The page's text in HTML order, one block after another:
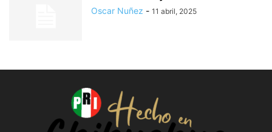
Oscar Nuñez - 11 abril, 2025